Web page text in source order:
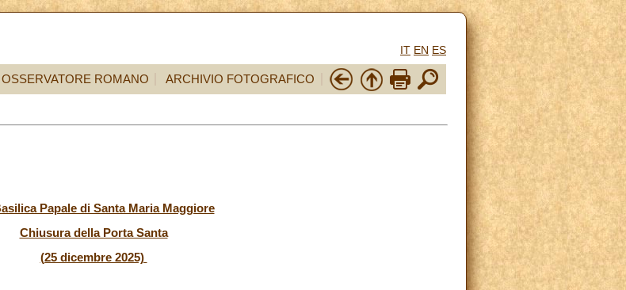
IT EN ES
OSSERVATORE ROMANO ARCHIVIO FOTOGRAFICO
Papale di Santa Maria Maggiore
Chiusura della Porta Santa
(25 dicembre 2025)